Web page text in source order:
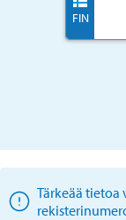
FIN
Tärkeää tietoa